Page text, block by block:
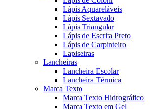
Lápis Aquareláveis
Lápis Sextavado
Lápis Triangular
Lápis de Escrita Preto
Lápis de Carpinteiro
Lapiseiras
Lancheiras
Lancheira Escolar
Lancheira Térmica
Marca Texto
Marca Texto Hidrográfico
Marca Texto em Gel